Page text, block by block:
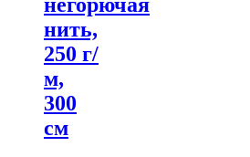
нить,
250 г/
м,
300
см